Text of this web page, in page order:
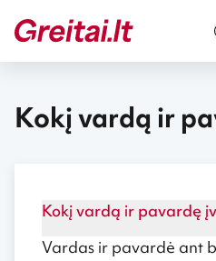
Kokį vardą ir
Kokį vardą ir pavardę
Vardas ir pavardė ant